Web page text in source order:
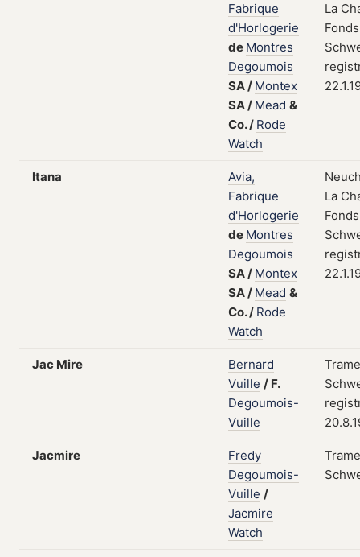
Fabrique
d'Horlogerie
de Montres
Degoumois
SA/ Montex
SA/ Mead &
Co./ Rode
Watch
La
Itana
Avia,
Fabrique
d'Horlogerie
de Montres
Degoumois
SA/ Montex
SA/ Mead &
Co./ Rode
Watch
La
Jac Mire
Bernard
Vuille / F.
Degoumois-
Vuille
Jacmire
Fredy
Degoumois-
Vuille /
Jacmire
Watch